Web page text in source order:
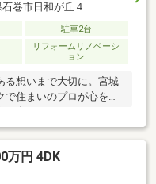
巻市日和が丘４
駐車2台
リフォームリノベーシ
ョン
る想いまで大切に。宮城
住まいのプロが心を込
万円 4DK